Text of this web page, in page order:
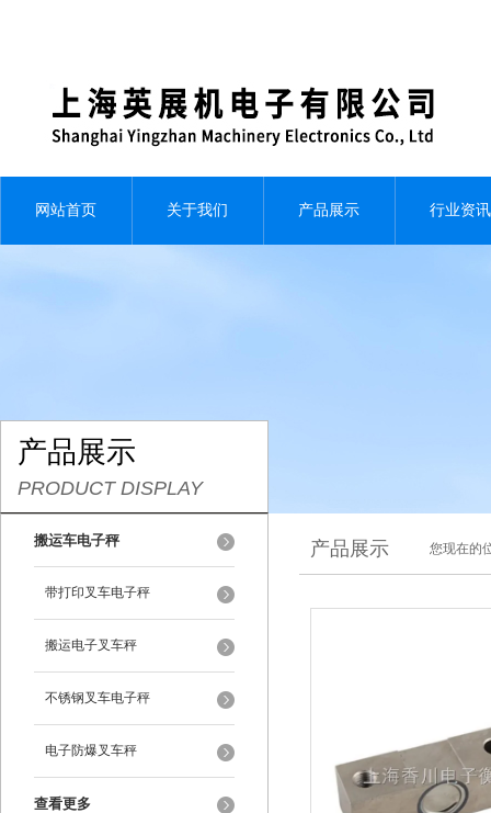
网站首页 关于我们 产品展示 行业资讯
产品展示
PRODUCT DISPLAY
搬运车电子秤
带打印叉车电子秤
搬运电子叉车秤
不锈钢叉车电子秤
电子防爆叉车秤
查看更多
产品展示 您现在的